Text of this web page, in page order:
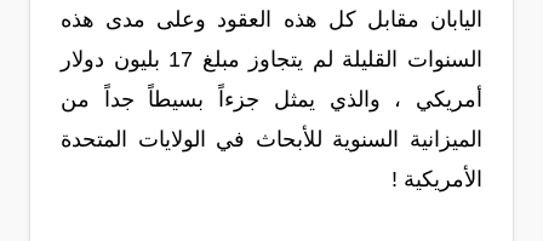
اليابان مقابل كل هذه العقود وعلى مدى هذه
السنوات القليلة لم يتجاوز مبلغ 17 بليون دولار
أمريكي ، والذي يمثل جزءاً بسيطاً جداً من
الميزانية السنوية للأبحاث في الولايات المتحدة
الأمريكية !